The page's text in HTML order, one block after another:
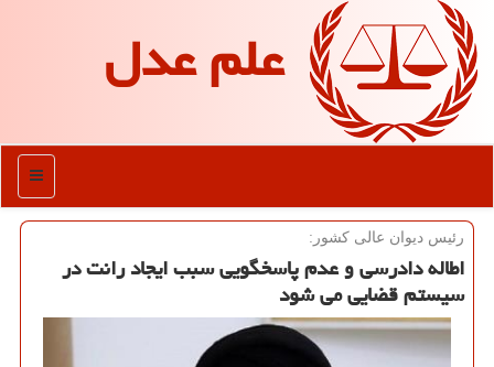
علم عدل
منو
رئیس دیوان عالی كشور:
اطاله دادرسی و عدم پاسخگویی سبب ایجاد رانت در
سیستم قضایی می شود